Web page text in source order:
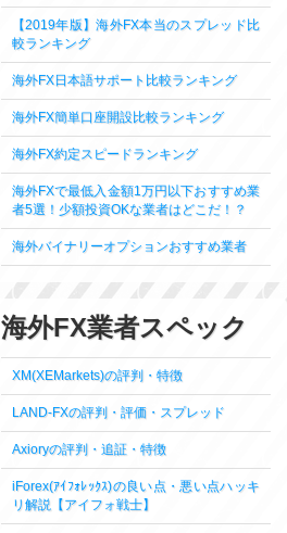
【2019年版】海外FX本当のスプレッド比
較ランキング
海外FX日本語サポート比較ランキング
海外FX簡単口座開設比較ランキング
海外FX約定スピードランキング
海外FXで最低入金額1万円以下おすすめ業
者5選！少額投資OKな業者はどこだ！？
海外バイナリーオプションおすすめ業者
海外FX業者スペック
XM(XEMarkets)の評判・特徴
LAND-FXの評判・評価・スプレッド
Axioryの評判・追証・特徴
iForex(ｱｲﾌｫﾚｯｸｽ)の良い点・悪い点ハッキ
リ解説【アイフォ戦士】